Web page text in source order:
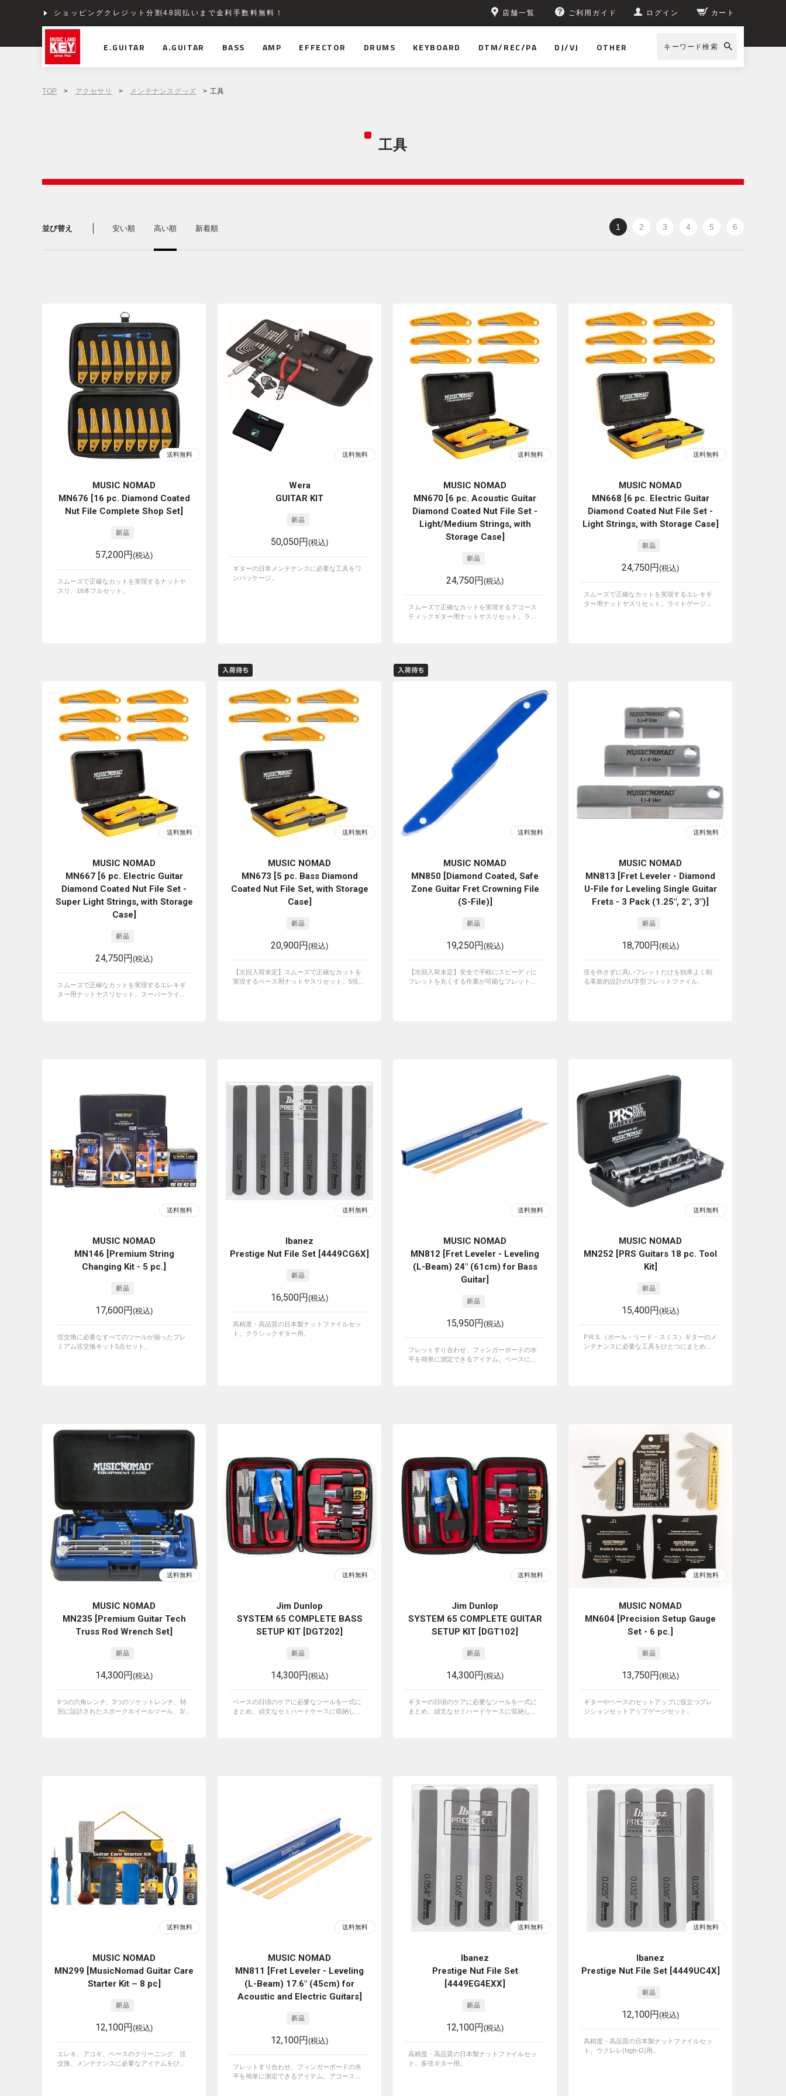
ショッピングクレジット分割48回払いまで金利手数料無料！ 店舗一覧 ご利用ガイド ログイン カート
E.GUITAR A.GUITAR BASS AMP EFFECTOR DRUMS KEYBOARD DTM/REC/PA DJ/VJ OTHER キーワード検索
TOP > アクセサリ > メンテナンスグッズ > 工具
工具
並び替え 安い順 高い順 新着順 1 2 3 4 5 6
MUSIC NOMAD
MN676 [16 pc. Diamond Coated
Nut File Complete Shop Set]
57,200円(税込)
スムーズで正確なカットを実現するナットヤ
スリ、16本フルセット。
Wera
GUITAR KIT
50,050円(税込)
ギターの日常メンテナンスに必要な工具をワ
ンパッケージ。
MUSIC NOMAD
MN670 [6 pc. Acoustic Guitar
Diamond Coated Nut File Set -
Light/Medium Strings, with
Storage Case]
24,750円(税込)
スムーズで正確なカットを実現するアコース
ティックギター用ナットヤスリセット。ラ...
MUSIC NOMAD
MN668 [6 pc. Electric Guitar
Diamond Coated Nut File Set -
Light Strings, with Storage Case]
24,750円(税込)
スムーズで正確なカットを実現するエレキギ
ター用ナットヤスリセット。ライトゲージ...
MUSIC NOMAD
MN667 [6 pc. Electric Guitar
Diamond Coated Nut File Set -
Super Light Strings, with Storage
Case]
24,750円(税込)
スムーズで正確なカットを実現するエレキギ
ター用ナットヤスリセット。スーパーライ...
MUSIC NOMAD
MN673 [5 pc. Bass Diamond
Coated Nut File Set, with Storage
Case]
20,900円(税込)
【次回入荷未定】スムーズで正確なカットを
実現するベース用ナットヤスリセット。5弦...
MUSIC NOMAD
MN850 [Diamond Coated, Safe
Zone Guitar Fret Crowning File
(S-File)]
19,250円(税込)
【次回入荷未定】安全で手軽にスピーディに
フレットを丸くする作業が可能なフレット...
MUSIC NOMAD
MN813 [Fret Leveler - Diamond
U-File for Leveling Single Guitar
Frets - 3 Pack (1.25", 2", 3")]
18,700円(税込)
弦を外さずに高いフレットだけを効率よく削
る革新的設計のU字型フレットファイル。
MUSIC NOMAD
MN146 [Premium String
Changing Kit - 5 pc.]
17,600円(税込)
弦交換に必要なすべてのツールが揃ったプレ
ミアム弦交換キット5点セット。
Ibanez
Prestige Nut File Set [4449CG6X]
16,500円(税込)
高精度・高品質の日本製ナットファイルセッ
ト。クラシックギター用。
MUSIC NOMAD
MN812 [Fret Leveler - Leveling
(L-Beam) 24" (61cm) for Bass
Guitar]
15,950円(税込)
フレットすり合わせ、フィンガーボードの水
平を簡単に測定できるアイテム。ベースに...
MUSIC NOMAD
MN252 [PRS Guitars 18 pc. Tool
Kit]
15,400円(税込)
P.R.S.（ポール・リード・スミス）ギターのメ
ンテナンスに必要な工具をひとつにまとめ...
MUSIC NOMAD
MN235 [Premium Guitar Tech
Truss Rod Wrench Set]
14,300円(税込)
6つの六角レンチ、3つのソケットレンチ、特
別に設計されたスポークホイールツール、3/...
Jim Dunlop
SYSTEM 65 COMPLETE BASS
SETUP KIT [DGT202]
14,300円(税込)
ベースの日頃のケアに必要なツールを一式に
まとめ、頑丈なセミハードケースに収納し...
Jim Dunlop
SYSTEM 65 COMPLETE GUITAR
SETUP KIT [DGT102]
14,300円(税込)
ギターの日頃のケアに必要なツールを一式に
まとめ、頑丈なセミハードケースに収納し...
MUSIC NOMAD
MN604 [Precision Setup Gauge
Set - 6 pc.]
13,750円(税込)
ギターやベースのセットアップに役立つプレ
ジションセットアップゲージセット。
MUSIC NOMAD
MN299 [MusicNomad Guitar Care
Starter Kit – 8 pc]
12,100円(税込)
エレキ、アコギ、ベースのクリーニング、弦
交換、メンテナンスに必要なアイテムをひ...
MUSIC NOMAD
MN811 [Fret Leveler - Leveling
(L-Beam) 17.6" (45cm) for
Acoustic and Electric Guitars]
12,100円(税込)
フレットすり合わせ、フィンガーボードの水
平を簡単に測定できるアイテム。アコース...
Ibanez
Prestige Nut File Set
[4449EG4EXX]
12,100円(税込)
高精度・高品質の日本製ナットファイルセッ
ト。多弦ギター用。
Ibanez
Prestige Nut File Set [4449UC4X]
12,100円(税込)
高精度・高品質の日本製ナットファイルセッ
ト。ウクレレ(high-G)用。